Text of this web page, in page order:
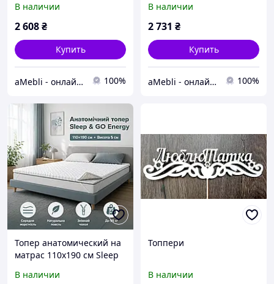
Тонкий ортопедический
наматрасник на диван
В наличии
2 608₴
Купить
aMebli - онлайн магазин матрасом и топперов 100%
ортопедический
безпружинный тонкий
В наличии
2 731 ₴
Купить
aMebli - онлайн магазин матрасом и топперов 100%
Топер анатомический на
матрас 110x190 см Sleep
ортопедический
В наличии
Топпери
В наличии